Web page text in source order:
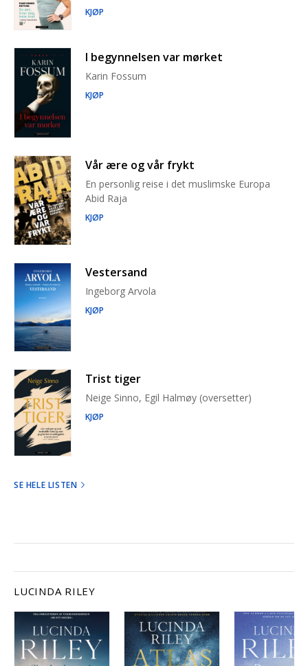
KJØP
I begynnelsen var mørket
Karin Fossum
KJØP
Vår ære og vår frykt
En personlig reise i det muslimske Europa
Abid Raja
KJØP
Vestersand
Ingeborg Arvola
KJØP
Trist tiger
Neige Sinno, Egil Halmøy (oversetter)
KJØP
SE HELE LISTEN
LUCINDA RILEY